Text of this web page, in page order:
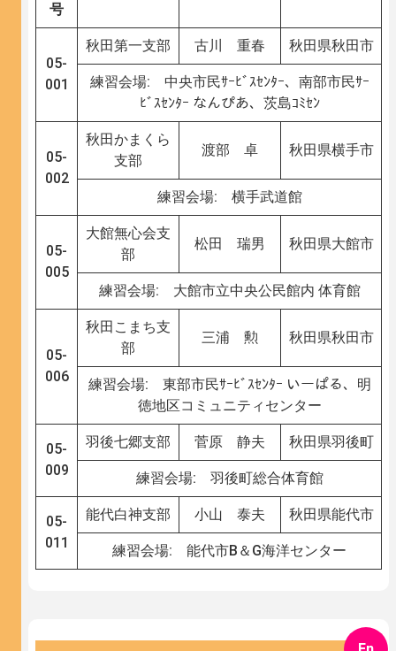
号
05-
001
秋田第一支部 古川 重春 秋田県秋田市
練習会場: 中央市民ｻｰﾋﾞｽｾﾝﾀｰ、南部市民ｻｰ
ﾋﾞｽｾﾝﾀｰ なんぴあ、茨島ｺﾐｾﾝ
05-
002
秋田かまくら
支部
渡部 卓 秋田県横手市
練習会場: 横手武道館
05-
005
大館無心会支
部
松田 瑞男 秋田県大館市
練習会場: 大館市立中央公民館内 体育館
05-
006
秋田こまち支
部
三浦 勲 秋田県秋田市
練習会場: 東部市民ｻｰﾋﾞｽｾﾝﾀｰ いーぱる、明
徳地区コミュニティセンター
05-
009
羽後七郷支部 菅原 静夫 秋田県羽後町
練習会場: 羽後町総合体育館
05-
011
能代白神支部 小山 泰夫 秋田県能代市
練習会場: 能代市B＆G海洋センター